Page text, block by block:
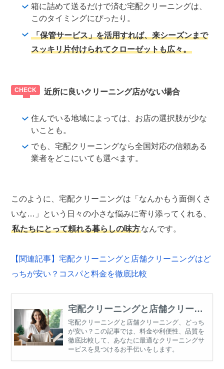
箱に詰めて送るだけで済む宅配クリーニングは、
このタイミングにぴったり。
「保管サービス」を活用すれば、来シーズンまで
スッキリ片付けられてクローゼットも広々。
近所に良いクリーニング店がない場合
住んでいる地域によっては、お店の選択肢が少な
いことも。
でも、宅配クリーニングなら全国対応の信頼ある
業者をどこにいても選べます。
このように、宅配クリーニングは「なんかもう面倒くさ
いな…」という日々の小さな悩みに寄り添ってくれる、
私たちにとって頼れる暮らしの味方なんです。
【関連記事】宅配クリーニングと店舗クリーニングはど
っちが安い？コスパと料金を徹底比較
宅配クリーニングと店舗クリーニ
ングはどっちが安い？コスパと料
金を徹底比較
宅配クリーニングと店舗クリーニング、どっち
が安い？この記事では、料金や利便性、品質を
徹底比較して、あなたに最適なクリーニングサ
ービスを見つけるお手伝いをします。